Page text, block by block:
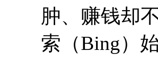
肿、赚钱却
索（Bing）